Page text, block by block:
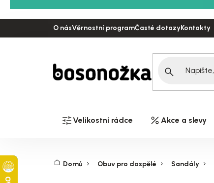
na
O násVěrnostní programČasté dotazyKontakty
Velikostní rádce Akce a slevy
Domů Obuv pro dospělé Sandály